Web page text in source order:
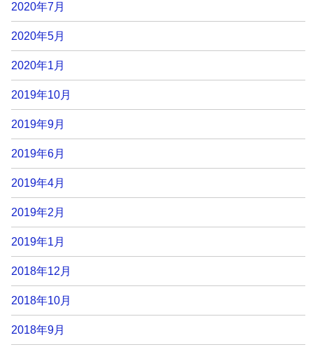
2020年7月
2020年5月
2020年1月
2019年10月
2019年9月
2019年6月
2019年4月
2019年2月
2019年1月
2018年12月
2018年10月
2018年9月